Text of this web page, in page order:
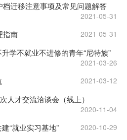
迁移注意事项及常见问题解答
2021-05-31
指南 2021-05-31
学不就业不进修的青年“尼特族”
2021-03-26
2021-03-12
人才交流洽谈会（线上）
2020-11-04
“就业实习基地” 2020-10-29